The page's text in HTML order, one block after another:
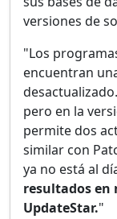
versiones de
"Los
encuentran
pero en la
permite dos
similar con
ya no está al
resultados en
UpdateStar."